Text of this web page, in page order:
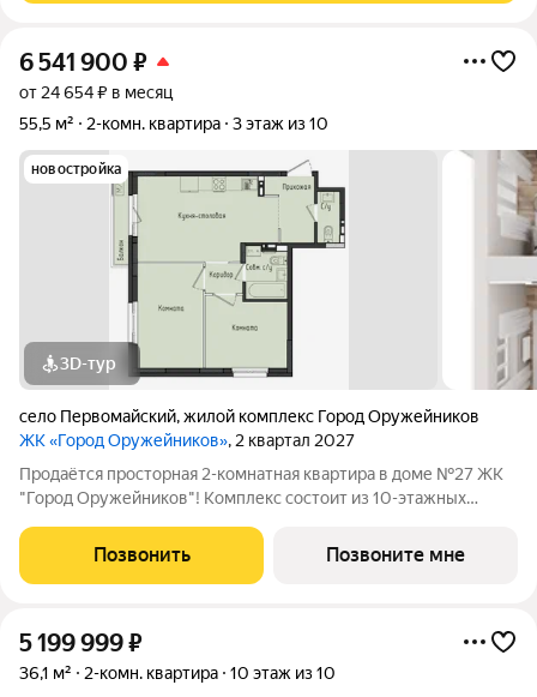
6 541 900 ₽
от 24 654 ₽ в месяц
55,5 м²
2-комн. квартира 3 этаж из 10
новостройка
3D-тур
село Первомайский,жилой комплекс Город Оружейников
ЖК «Город Оружейников», 2 квартал 2027
Продаётся просторная 2-комнатная квартира в доме №27 ЖК
"Город Оружейников"! Комплекс состоит из 10-этажных
Завьяловского района и Ижевска. Выполняется подготовка
под чистовую отделку: стены
Позвонить Позвоните мне
5 199 999₽
36,1 м² 2-комн. квартира 10 этаж из 10